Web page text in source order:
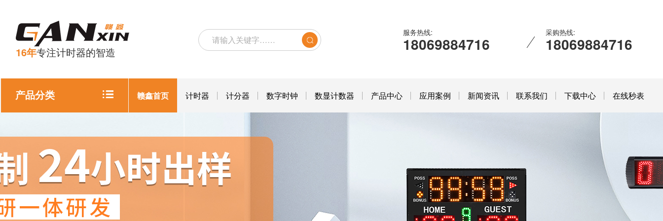
16年专注计时器的智造
服务热线:
18069884716
采购热线:
18069884716
产品分类 赣鑫首页 计时器 计分器 数字时钟 数显计数器 产品中心 应用案例 新闻资讯 联系我们 下载中心 在线秒表